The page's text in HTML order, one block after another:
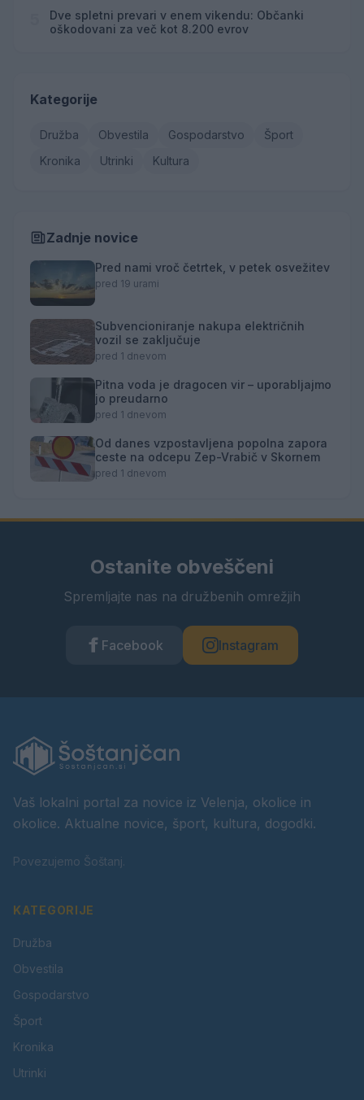
Dve spletni prevari v enem vikendu: Občanki
oškodovani za več kot 8.200 evrov
Kategorije
Družba Obvestila Gospodarstvo
Šport
Kronika
Utrinki Kultura
Zadnje novice
Pred nami vroč četrtek, v petek osvežitev
pred 19 urami
Subvencioniranje nakupa električnih
vozil se zaključuje
pred 1 dnevom
Pitna voda je dragocen vir – uporabljajmo
jo preudarno
pred 1 dnevom
Od danes vzpostavljena popolna zapora
ceste na odcepu Zep-Vrabič v Skornem
pred 1 dnevom
Ostanite obveščeni
Spremljajte nas na družbenih omrežjih
Facebook Instagram
Vaš lokalni portal za novice iz Velenja, okolice in
okolice. Aktualne novice, šport, kultura, dogodki.
Povezujemo Šoštanj.
KATEGORIJE
Družba
Obvestila
Gospodarstvo
Šport
Kronika
Utrinki